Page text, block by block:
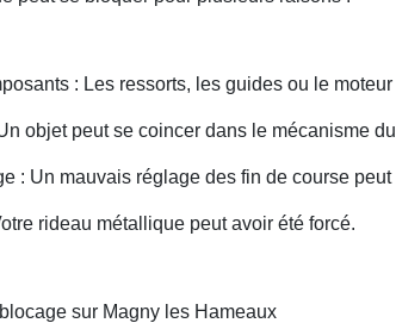
: Les ressorts, les guides ou le
objet peut se coincer dans le mécanisme
: Un mauvais réglage des fin de course
rideau métallique peut avoir été forcé.
sur Magny les Hameaux